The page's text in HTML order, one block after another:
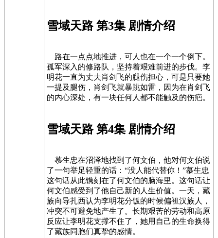
雪域天路 第3集 剧情介绍
路在一点点地推进，可人也在一个一个倒下。
孤军深入的修路队，坚持着艰难前进的步伐。李
明花一直为丈夫肖剑飞的腿伤担心，可是只要她
一提及腿伤，肖剑飞就暴跳如雷，因为在肖剑飞
的内心深处，有一块任何人都不能触及的伤疤。
雪域天路 第4集 剧情介绍
慕生忠在沼泽地找到了何文伯，他对何文伯说
了一句举足轻重的话：“没人能代替你！”慕生忠
这句话从此镌刻在了何文伯的脑海里。这句话让
何文伯感受到了他自己新的人生价值。一天，藏
族向导扎西认为李明花分饭的时候偏袒汉族人，
冲突不可避免地产生了。长期艰苦的劳动和高原
反应让李明花支撑不住了，她用自己的生命换得
了藏族同胞们真挚的感情。